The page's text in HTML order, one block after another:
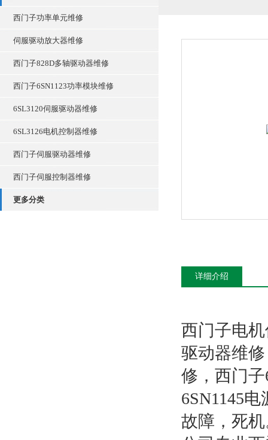
西门子功率单元维修
伺服驱动放大器维修
西门子828D多轴驱动器维修
西门子6SN1123功率模块维修
6SL3120伺服驱动器维修
6SL3126电机控制器维修
西门子伺服驱动器维修
西门子伺服控制器维修
更多分类
详细介绍
西门子电
驱动器维修
修，西门
6SN1145
故障，死